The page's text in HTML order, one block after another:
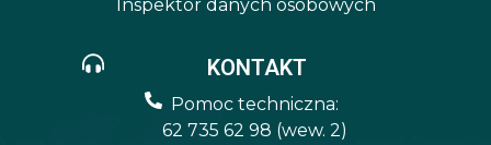
Inspektor danych osobowych
KONTAKT
Pomoc techniczna:
62 735 62 98 (wew. 2)